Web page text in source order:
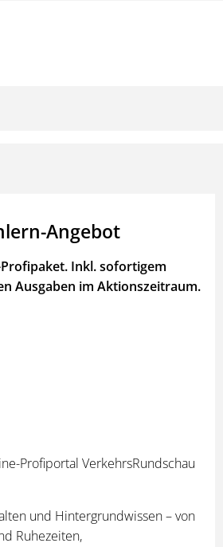
Angebot
Inkl. sofortigem
Ausgaben im Aktionszeitraum.
Profiportal VerkehrsRundschau
und Hintergrundwissen – von
Ruhezeiten,